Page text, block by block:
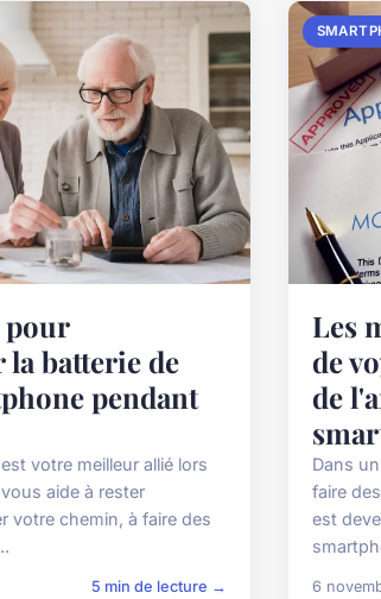
pour
la batterie de
pendant
votre meilleur allié lors
aide à rester
votre chemin, à faire des
5 min de lecture →
Les
de
de
Dans
faire
est
6